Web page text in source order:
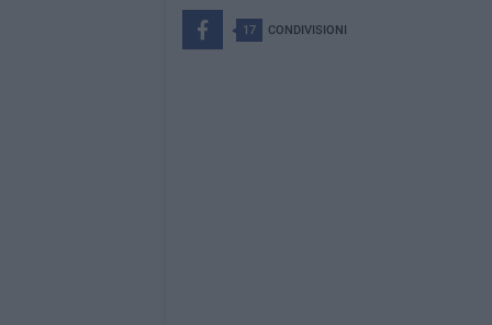
17 CONDIVISIONI